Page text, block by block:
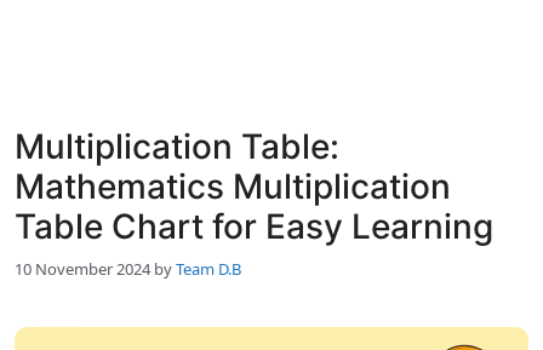
Multiplication Table:
Mathematics Multiplication
Table Chart for Easy Learning
10 November 2024 byTeam D.B